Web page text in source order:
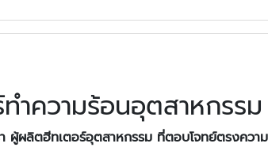
ำความร้อนอุตสาหกรรม
า ผู้ผลิตฮีทเตอร์อุตสาหกรรม ที่ตอบโจทย์ตรงคว